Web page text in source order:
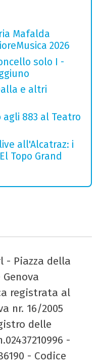
Mafalda
2026
solo I -
e altri
883 al Teatro
all'Alcatraz: i
Topo Grand
- Piazza della
registrata al
nr. 16/2005
delle
-
- Codice